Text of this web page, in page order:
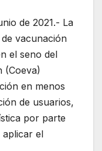
de 2021.- La
vacunación
el seno del
(Coeva)
en menos
de usuarios,
por parte
aplicar el